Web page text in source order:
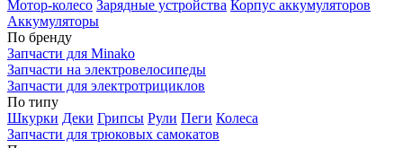
Мотор-колесо Зарядные устройства Корпус аккумуляторов
Аккумуляторы
По бренду
Запчасти для Minako
Запчасти на электровелосипеды
Запчасти для электротрициклов
По типу
Шкурки Деки Грипсы Рули Пеги Колеса
Запчасти для трюковых самокатов